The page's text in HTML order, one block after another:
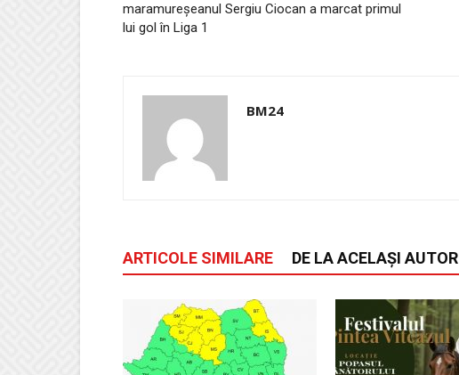
maramureșeanul Sergiu Ciocan a marcat primul
lui gol în Liga 1
BM24
ARTICOLE SIMILARE DE LA ACELAȘI AUTOR